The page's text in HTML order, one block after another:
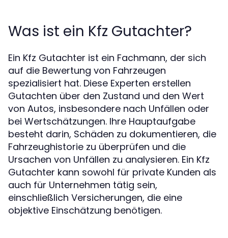
Was ist ein Kfz Gutachter?
Ein Kfz Gutachter ist ein Fachmann, der sich
auf die Bewertung von Fahrzeugen
spezialisiert hat. Diese Experten erstellen
Gutachten über den Zustand und den Wert
von Autos, insbesondere nach Unfällen oder
bei Wertschätzungen. Ihre Hauptaufgabe
besteht darin, Schäden zu dokumentieren, die
Fahrzeughistorie zu überprüfen und die
Ursachen von Unfällen zu analysieren. Ein Kfz
Gutachter kann sowohl für private Kunden als
auch für Unternehmen tätig sein,
einschließlich Versicherungen, die eine
objektive Einschätzung benötigen.